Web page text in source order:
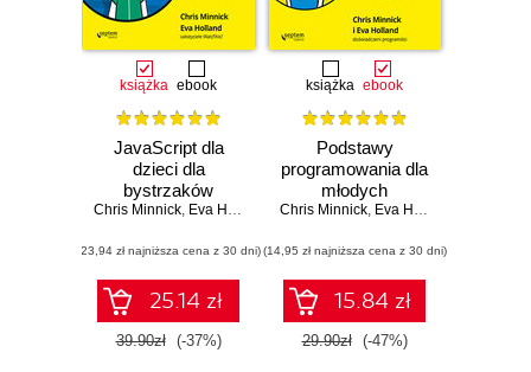
książka ebook
JavaScript dla
dzieci dla
bystrzaków
Chris Minnick, Eva Holland
(23,94 zł najniższa cena z 30 dni)
25.14 zł
39.90zł (-37%)
książka ebook
Podstawy
programowania dla
młodych
bystrzaków
Chris Minnick, Eva Holland
(14,95 zł najniższa cena z 30 dni)
15.84 zł
29.90zł (-47%)